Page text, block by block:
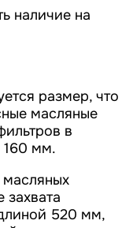
наличие на
размер, что
масляные
в
160 мм.
захвата
520 мм,